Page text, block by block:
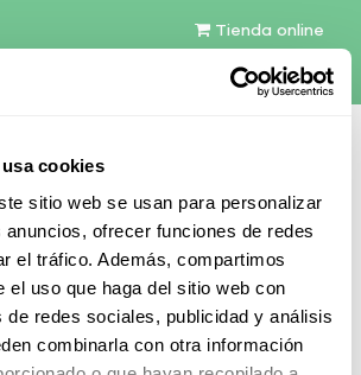
cookies
sitio web se usan para personalizar
ofrecer funciones de redes
el tráfico. Además, compartimos
el uso que haga del sitio web con
de redes sociales, publicidad y análisis
combinarla con otra información
Tienda online
Español
Contáctenos